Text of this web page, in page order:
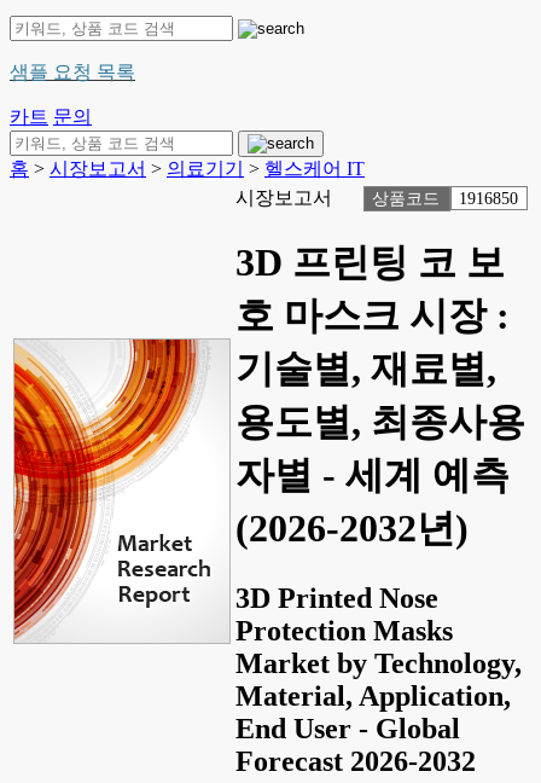
샘플 요청 목록
카트 문의
홈 > 시장보고서 > 의료기기 > 헬스케어 IT
시장보고서
상품코드 1916850
3D 프린팅 코 보
호 마스크 시장 :
기술별, 재료별,
용도별, 최종사용
자별 - 세계 예측
(2026-2032년)
3D Printed Nose
Protection Masks
Market by Technology,
Material, Application,
End User - Global
Forecast 2026-2032